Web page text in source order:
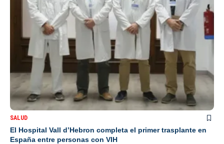
SALUD
El Hospital Vall d’Hebron completa el primer trasplante en
España entre personas con VIH